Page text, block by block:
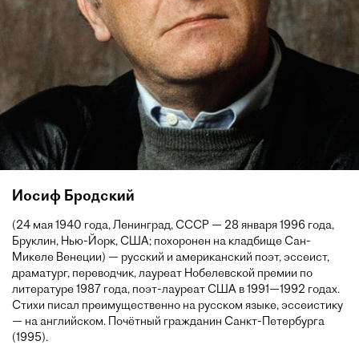
Иосиф Бродский
(24 мая 1940 года, Ленинград, СССР — 28 января 1996 года,
Бруклин, Нью-Йорк, США; похоронен на кладбище Сан-
Микеле Венеции) — русский и американский поэт, эссеист,
драматург, переводчик, лауреат Нобелевской премии по
литературе 1987 года, поэт-лауреат США в 1991—1992 годах.
Стихи писал преимущественно на русском языке, эссеистику
— на английском. Почётный гражданин Санкт-Петербурга
(1995).